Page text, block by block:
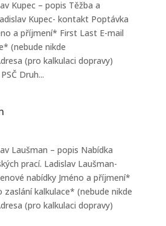
Kupec – popis Těžba a
Kupec- kontakt Poptávka
a příjmení* First Last E-mail
(nebude nikde
(pro kalkulaci dopravy)
Druh...
Laušman – popis Nabídka
prací. Ladislav Laušman-
nabídky Jméno a příjmení*
zaslání kalkulace* (nebude nikde
(pro kalkulaci dopravy)